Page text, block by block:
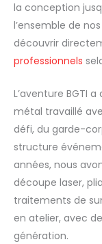
la conception
l’ensemble de nos
découvrir
professionnels
L’aventure BGTI
métal travaillé
défi, du garde-
structure
années, nous
découpe laser,
traitements de
en atelier, avec
génération.